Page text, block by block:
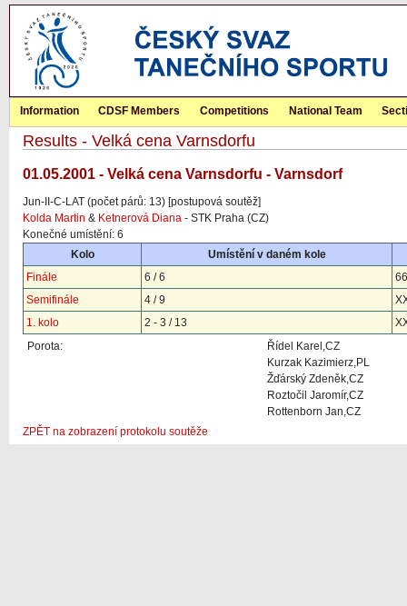
Information CDSF Members Competitions National Team
Results - Velká cena Varnsdorfu
01.05.2001 - Velká cena Varnsdorfu - Varnsdorf
Jun-II-C-LAT (počet párů: 13) [postupová soutěž]
Kolda Martin & Ketnerová Diana - STK Praha (CZ)
Konečné umístění: 6
Kolo
Umístění v daném kole
Finále
6 / 6
Semifinále
4 / 9
1. kolo
2 - 3 / 13
Porota:
Řídel Karel,CZ
Kurzak Kazimierz,PL
Žďárský Zdeněk,CZ
Roztočil Jaromír,CZ
Rottenborn Jan,CZ
ZPĚT na zobrazení protokolu soutěže